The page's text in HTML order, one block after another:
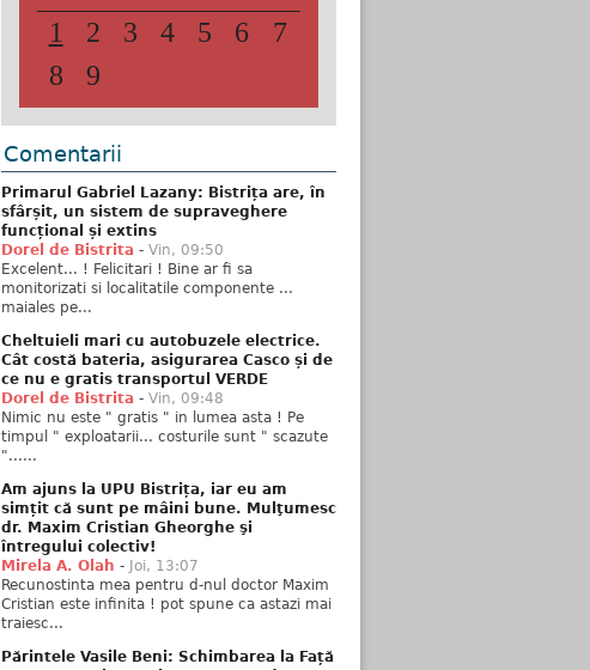
1 2 3 4 5 6
7
8
9
Comentarii
Primarul Gabriel Lazany: Bistrița are, în
sfârșit, un sistem de supraveghere
funcțional și extins
Dorel de Bistrita - Vin, 09:50
Excelent... ! Felicitari ! Bine ar fi sa
monitorizati si localitatile componente ...
maiales pe...
Cheltuieli mari cu autobuzele electrice.
Cât costă bateria, asigurarea Casco și de
ce nu e gratis transportul VERDE
Dorel de Bistrita - Vin, 09:48
Nimic nu este " gratis " in lumea asta ! Pe
timpul " exploatarii... costurile sunt " scazute
"......
Am ajuns la UPU Bistrița, iar eu am
simțit că sunt pe mâini bune. Mulţumesc
dr. Maxim Cristian Gheorghe şi
întregului colectiv!
Mirela A. Olah - Joi, 13:07
Recunostinta mea pentru d-nul doctor Maxim
Cristian este infinita ! pot spune ca astazi mai
traiesc...
Părintele Vasile Beni: Schimbarea la Față